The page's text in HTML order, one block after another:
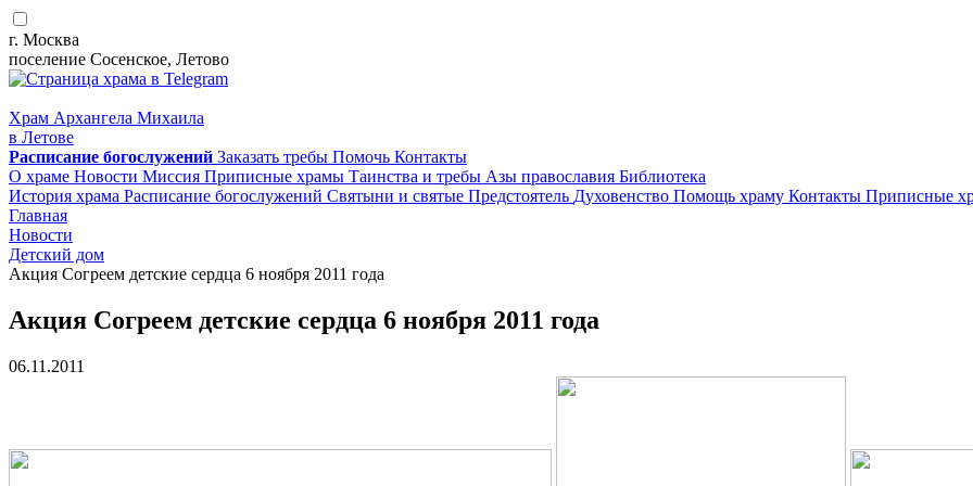
г. Москва
поселение Сосенское, Летово
Храм Архангела Михаила
в Летове
Расписание богослужений Заказать требы Помочь Контакты
О храме Новости Миссия Приписные храмы Таинства и требы Азы православия Библиотека
История храма Расписание богослужений Святыни и святые Предстоятель Духовенство Помощь храму Контакты Приписные
Главная
Новости
Детский дом
Акция Согреем детские сердца 6 ноября 2011 года
Акция Согреем детские сердца 6 ноября 2011 года
06.11.2011